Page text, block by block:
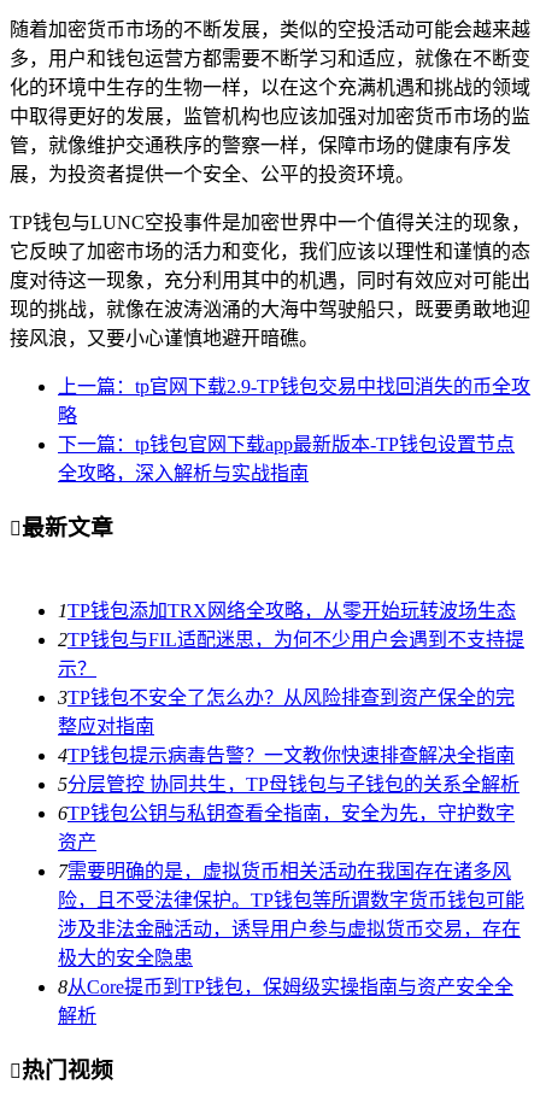
随着加密货币市场的不断发展，类似的空投活动可能会越来越
多，用户和钱包运营方都需要不断学习和适应，就像在不断变
化的环境中生存的生物一样，以在这个充满机遇和挑战的领域
中取得更好的发展，监管机构也应该加强对加密货币市场的监
管，就像维护交通秩序的警察一样，保障市场的健康有序发
展，为投资者提供一个安全、公平的投资环境。
TP钱包与LUNC空投事件是加密世界中一个值得关注的现象，
它反映了加密市场的活力和变化，我们应该以理性和谨慎的态
度对待这一现象，充分利用其中的机遇，同时有效应对可能出
现的挑战，就像在波涛汹涌的大海中驾驶船只，既要勇敢地迎
接风浪，又要小心谨慎地避开暗礁。
上一篇：tp官网下载2.9-TP钱包交易中找回消失的币全攻
略
下一篇：tp钱包官网下载app最新版本-TP钱包设置节点
全攻略，深入解析与实战指南
最新文章
1TP钱包添加TRX网络全攻略，从零开始玩转波场生态
2TP钱包与FIL适配迷思，为何不少用户会遇到不支持提
示？
3TP钱包不安全了怎么办？从风险排查到资产保全的完
整应对指南
4TP钱包提示病毒告警？一文教你快速排查解决全指南
5分层管控 协同共生，TP母钱包与子钱包的关系全解析
6TP钱包公钥与私钥查看全指南，安全为先，守护数字
资产
7需要明确的是，虚拟货币相关活动在我国存在诸多风
险，且不受法律保护。TP钱包等所谓数字货币钱包可能
涉及非法金融活动，诱导用户参与虚拟货币交易，存在
极大的安全隐患
8从Core提币到TP钱包，保姆级实操指南与资产安全全
解析
热门视频